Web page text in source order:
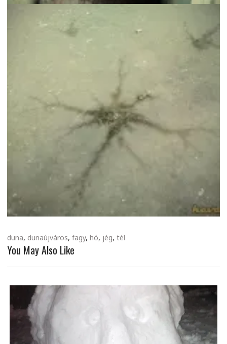
duna, dunaújváros, fagy, hó, jég, tél
You May Also Like